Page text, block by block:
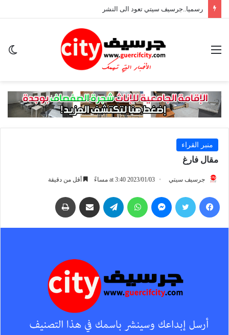
رسميا..جرسيف سيتي تعود الى النشر
منبر القراء
مقال فارغ
جرسيف سيتي 2023/01/03 at 3:40 مساءً أقل من دقيقة